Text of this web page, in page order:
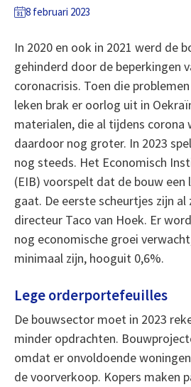
8 februari 2023
In 2020 en ook in 2021 werd de
gehinderd door de beperkingen
coronacrisis. Toen die
leken brak er oorlog uit in
materialen, die al tijdens corona
daardoor nog groter. In 2023
nog steeds. Het Economisch
(EIB) voorspelt dat de bouw
gaat. De eerste scheurtjes zijn al
directeur Taco van Hoek. Er
nog economische groei
minimaal zijn, hooguit 0,6%.
Lege orderportefeuilles
De bouwsector moet in 2023
minder opdrachten.
omdat er onvoldoende
de voorverkoop. Kopers maken